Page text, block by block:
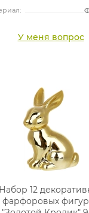
У меня вопрос
Набор 12
фарфоровых